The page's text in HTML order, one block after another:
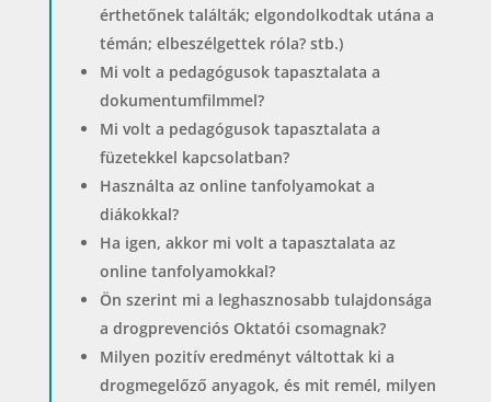
érthetőnek találták; elgondolkodtak utána a
témán; elbeszélgettek róla? stb.)
Mi volt a pedagógusok tapasztalata a
dokumentumfilmmel?
Mi volt a pedagógusok tapasztalata a
füzetekkel kapcsolatban?
Használta az online tanfolyamokat a
diákokkal?
Ha igen, akkor mi volt a tapasztalata az
online tanfolyamokkal?
Ön szerint mi a leghasznosabb tulajdonsága
a drogprevenciós Oktatói csomagnak?
Milyen pozitív eredményt váltottak ki a
drogmegelőző anyagok, és mit remél, milyen